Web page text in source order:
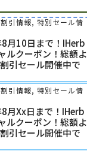
引情報, 特別セール情
月10日まで！iHerb
ルクーポン！総額よ
引セール開催中で
引情報, 特別セール情
月xx日まで！iHerb
ルクーポン！総額よ
引セール開催中で